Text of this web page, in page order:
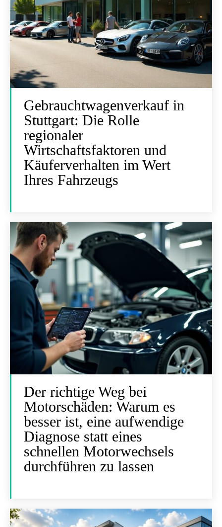
Gebrauchtwagenverkauf in
Stuttgart: Die Rolle
regionaler
Wirtschaftsfaktoren und
Käuferverhalten im Wert
Ihres Fahrzeugs
Der richtige Weg bei
Motorschäden: Warum es
besser ist, eine aufwendige
Diagnose statt eines
schnellen Motorwechsels
durchführen zu lassen